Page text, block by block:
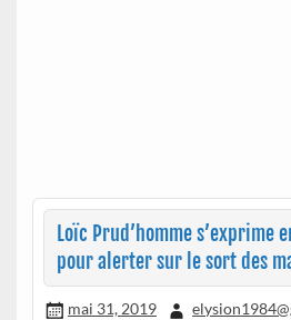
Loïc Prud’homme s’exprime
pour alerter sur le sort des
mai 31, 2019